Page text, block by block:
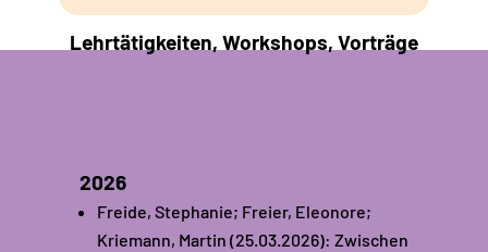
Lehrtätigkeiten, Workshops, Vorträge​
2026
Freide, Stephanie; Freier, Eleonore;
Kriemann, Martin (25.03.2026): Zwischen